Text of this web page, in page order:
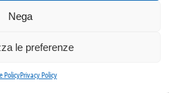
Nega
le preferenze
PolicyPrivacy Policy